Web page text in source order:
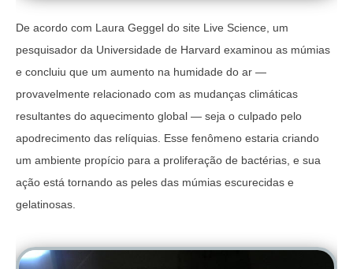
De acordo com Laura Geggel do site Live Science , um
pesquisador da Universidade de Harvard examinou as múmias
e concluiu que um aumento na humidade do ar —
provavelmente relacionado com as mudanças climáticas
resultantes do aquecimento global — seja o culpado pelo
apodrecimento das relíquias. Esse fenômeno estaria criando
um ambiente propício para a proliferação de bactérias, e sua
ação está tornando as peles das múmias escurecidas e
gelatinosas.